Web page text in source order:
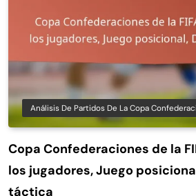
Análisis De Partidos De La Copa
Copa Confederaciones de la
los jugadores, Juego
táctica